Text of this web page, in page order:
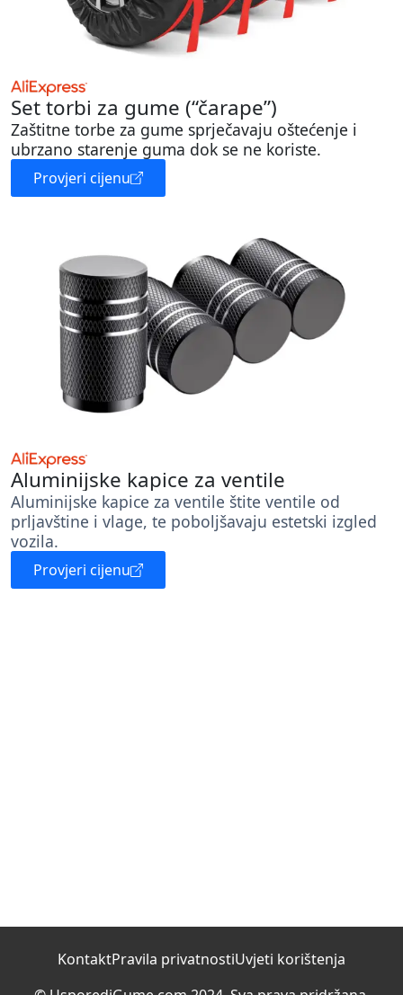
Set torbi za gume (“čarape”)
Zaštitne torbe za gume sprječavaju oštećenje i
ubrzano starenje guma dok se ne koriste.
Provjeri cijenu
Aluminijske kapice za ventile
Aluminijske kapice za ventile štite ventile od
prljavštine i vlage, te poboljšavaju estetski izgled
vozila.
Provjeri cijenu
KontaktPravila privatnostiUvjeti korištenja